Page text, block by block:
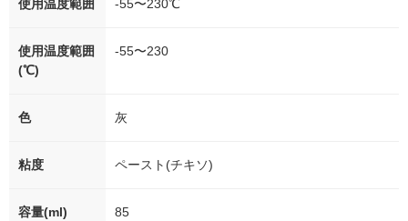
使用温度範囲 -55〜230℃
使用温度範囲
(℃)
-55〜230
色 灰
粘度 ペースト(チキソ)
容量(ml) 85